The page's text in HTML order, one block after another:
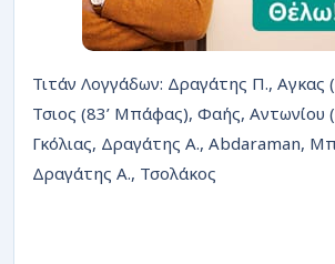
Τιτάν Λογγάδων: Δραγάτης Π., Αγκας
Τσιος (83’ Μπάφας), Φαής, Αντωνίου
Γκόλιας, Δραγάτης Α., Abdaraman,
Δραγάτης Α., Τσολάκος